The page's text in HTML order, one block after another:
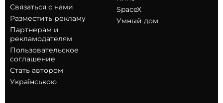
Связаться с нами
Разместить рекламу
Партнерам и
рекламодателям
Пользовательское
соглашение
Стать автором
Українською
SpaceX
Умный дом